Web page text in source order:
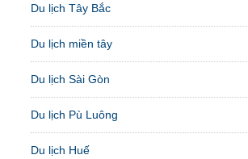
Du lịch Tây Bắc
Du lịch miền tây
Du lịch Sài Gòn
Du lịch Pù Luông
Du lịch Huế